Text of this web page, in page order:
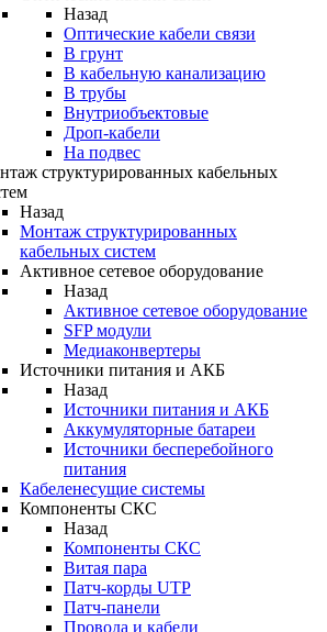
Назад
Оптические кабели связи
В грунт
В кабельную канализацию
В трубы
Внутриобъектовые
Дроп-кабели
На подвес
структурированных кабельных
Назад
Монтаж структурированных
кабельных систем
Активное сетевое оборудование
Назад
Активное сетевое оборудование
SFP модули
Медиаконвертеры
Источники питания и АКБ
Назад
Источники питания и АКБ
Аккумуляторные батареи
Источники бесперебойного
питания
Кабеленесущие системы
Компоненты СКС
Назад
Компоненты СКС
Витая пара
Патч-корды UTP
Патч-панели
Провода и кабели